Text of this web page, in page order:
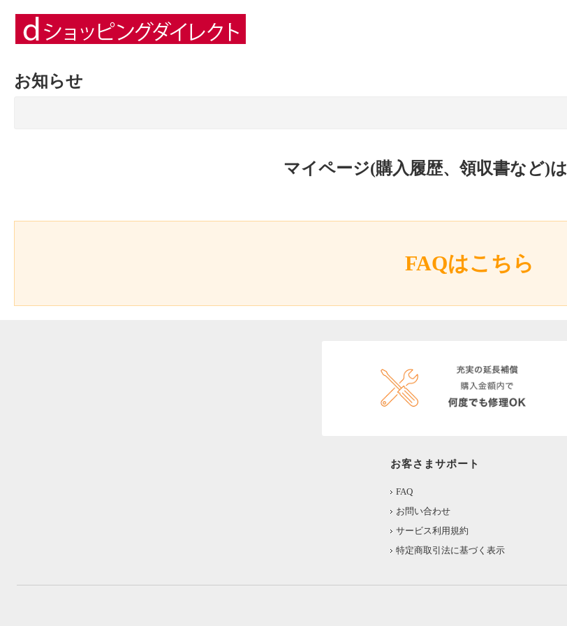
お知らせ
マイページ(購入履歴、領収書など)は
FAQはこちら
お客さまサポート
FAQ
お問い合わせ
サービス利用規約
特定商取引法に基づく表示